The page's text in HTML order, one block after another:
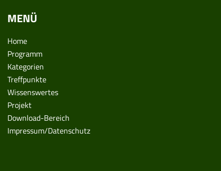
MENÜ
Home
Programm
Kategorien
Treffpunkte
Wissenswertes
Projekt
Download-Bereich
Impressum/Datenschutz